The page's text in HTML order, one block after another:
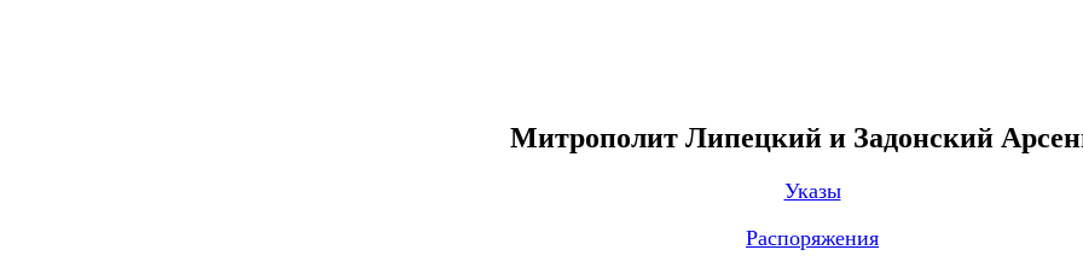
Митрополит Липецкий и Задонский
Указы
Распоряжения